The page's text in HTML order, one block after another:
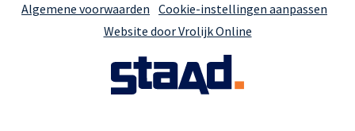
Algemene voorwaarden Cookie-instellingen aanpassen
Website door Vrolijk Online